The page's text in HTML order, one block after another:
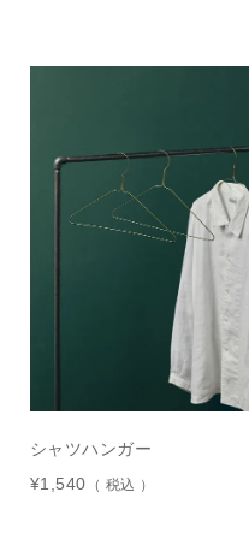
シャツハンガー
¥1,540 税込